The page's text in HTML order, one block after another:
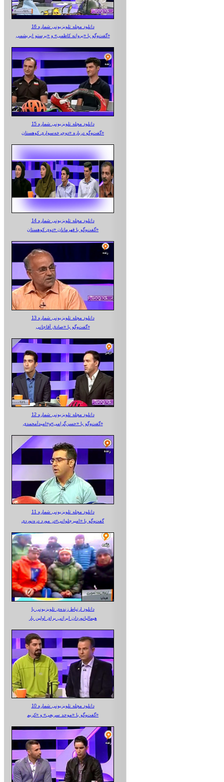
دانلود مجله تلویزیونی شماره 16
گفت‌وگو با «پروانه کاظمی» و «پرستو‌ ابریشمی»
دانلود مجله تلویزیونی شماره 15
گفت‌وگو درباره «دوچرخه‌سواری کوهستان»
دانلود مجله تلویزیونی شماره 14
گفت‌وگو با قهرمانان «دوی کوهستان»
دانلود مجله تلویزیونی شماره 13
گفت‌وگو با «صادق آقاجانی»
دانلود مجله تلویزیونی شماره 12
گفت‌وگو با «حسن‌گرامی»و«امیدآمحمدی»
دانلود مجله تلویزیونی شماره 11
گفت‌وگو با «امیرجلوانی»در مورد دره‌نوردی
دانلود ارتباط زنده‌ی تلویزیونی‌ با
هیمالیانوردان ایرانی برای اولین بار
دانلود مجله تلویزیونی شماره 10
گفت‌وگو با «موحد سریعی» و «کریم»